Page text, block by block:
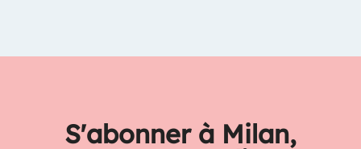
S'abonner à Milan,